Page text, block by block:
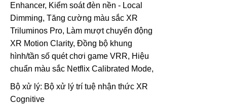
Enhancer, Kiểm soát đèn nền - Local
Dimming, Tăng cường màu sắc XR
Triluminos Pro, Làm mượt chuyển động
XR Motion Clarity, Đồng bộ khung
hình/tần số quét chơi game VRR, Hiệu
chuẩn màu sắc Netflix Calibrated Mode,
Bộ xử lý: Bộ xử lý trí tuệ nhận thức XR
Cognitive